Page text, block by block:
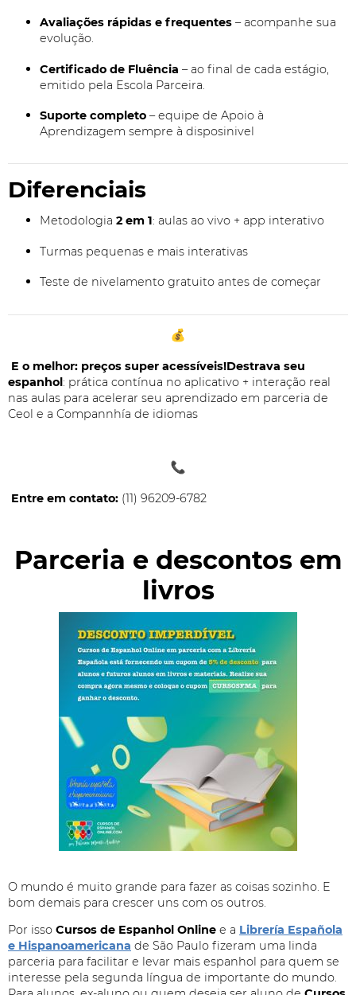
Avaliações rápidas e frequentes – acompanhe sua
evolução.
Certificado de Fluência – ao final de cada estágio,
emitido pela Escola Parceira.
Suporte completo – equipe de Apoio à
Aprendizagem sempre à disposinivel
Diferenciais
Metodologia 2 em 1: aulas ao vivo + app interativo
Turmas pequenas e mais interativas
Teste de nivelamento gratuito antes de começar
E o melhor: preços super acessíveis!Destrava seu
espanhol: prática contínua no aplicativo + interação real
nas aulas para acelerar seu aprendizado em parceria de
Ceol e a Compannhía de idiomas
Entre em contato: (11) 96209-6782
Parceria e descontos em
livros
O mundo é muito grande para fazer as coisas sozinho. E
bom demais para crescer uns com os outros.
Por isso Cursos de Espanhol Online e a Librería Española
e Hispanoamericana de São Paulo fizeram uma linda
parceria para facilitar e levar mais espanhol para quem se
interesse pela segunda língua de importante do mundo.